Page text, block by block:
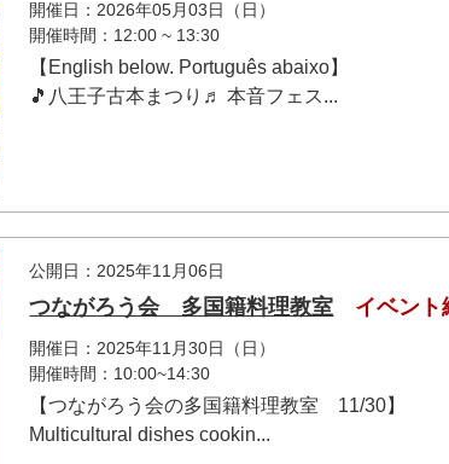
開催日：2026年05月03日（日）
開催時間：12:00 ~ 13:30
【English below. Português abaixo】
🎵八王子古本まつり♬ 本音フェス...
公開日：2025年11月06日
つながろう会 多国籍料理教室 イベント
開催日：2025年11月30日（日）
開催時間：10:00~14:30
【つながろう会の多国籍料理教室 11/30】
Multicultural dishes cookin...